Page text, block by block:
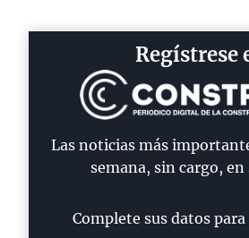
Regístrese
Las noticias más
semana, sin cargo, en
Complete sus datos